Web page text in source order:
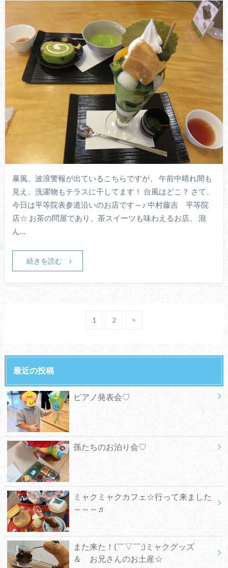
暴風、波浪警報が出ているこちらですが、 午前中晴れ間も
見え、洗濯物もテラスに干してます！ 台風はどこ？ さて、
今日は平等院表参道沿いのお店です～♪ 中村藤吉 平等院
店☆ お茶の問屋であり、茶スイーツも味わえるお店。 混
ん…
続きを読む
1 2 >
最近の投稿
ピアノ発表会♡
孫たちのお泊り会♡
ミャクミャクカフェ☆行って来ました
～～～♬
また来た！(￣▽￣;)ミャクグッズ
＆ お兄さんのお土産☆